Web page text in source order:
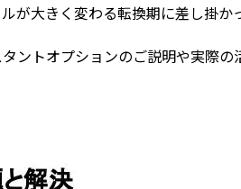
が大きく変わる転換期に差し掛か
ントオプションのご説明や実際の